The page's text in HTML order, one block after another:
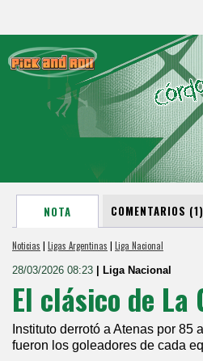
NOTA COMENTARIOS (1)
Noticias | Ligas Argentinas | Liga Nacional
28/03/2026 08:23 | Liga Nacional
El clásico de La
Instituto derrotó a Atenas por
fueron los goleadores de cada